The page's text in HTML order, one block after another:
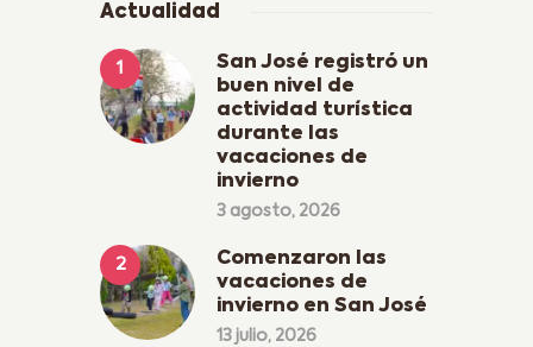
Actualidad
San José registró un
buen nivel de
actividad turística
durante las
vacaciones de
invierno
3 agosto, 2026
Comenzaron las
vacaciones de
invierno en San José
13 julio, 2026